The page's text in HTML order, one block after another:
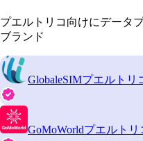
プエルトリコ向けにデータ
ブランド
GlobaleSIMプエルトリ
GoMoWorldプエルトリ